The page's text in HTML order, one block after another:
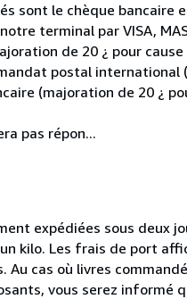
sont le chèque bancaire
terminal par VISA,
de 20 ¿ pour
postal international
(majoration de 20 ¿
pas répon...
expédiées sous deux
kilo. Les frais de port
cas où livres
vous serez informé